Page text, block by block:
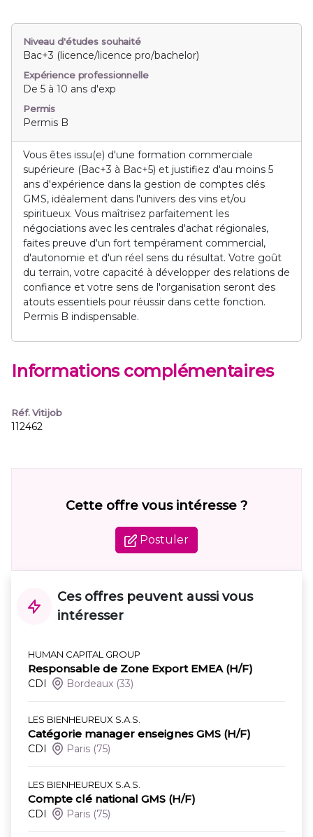
Niveau d'études souhaité
Bac+3 (licence/licence pro/bachelor)
Expérience professionnelle
De 5 à 10 ans d'exp
Permis
Permis B
Vous êtes issu(e) d'une formation commerciale
supérieure (Bac+3 à Bac+5) et justifiez d'au moins 5
ans d'expérience dans la gestion de comptes clés
GMS, idéalement dans l'univers des vins et/ou
spiritueux. Vous maîtrisez parfaitement les
négociations avec les centrales d'achat régionales,
faites preuve d'un fort tempérament commercial,
d'autonomie et d'un réel sens du résultat. Votre goût
du terrain, votre capacité à développer des relations de
confiance et votre sens de l'organisation seront des
atouts essentiels pour réussir dans cette fonction.
Permis B indispensable.
Informations complémentaires
Réf. Vitijob
112462
Cette offre vous intéresse ?
Postuler
Ces offres peuvent aussi vous
intéresser
HUMAN CAPITAL GROUP
Responsable de Zone Export EMEA (H/F)
CDI Bordeaux (33)
LES BIENHEUREUX S.A.S.
Catégorie manager enseignes GMS (H/F)
CDI Paris (75)
LES BIENHEUREUX S.A.S.
Compte clé national GMS (H/F)
CDI Paris (75)